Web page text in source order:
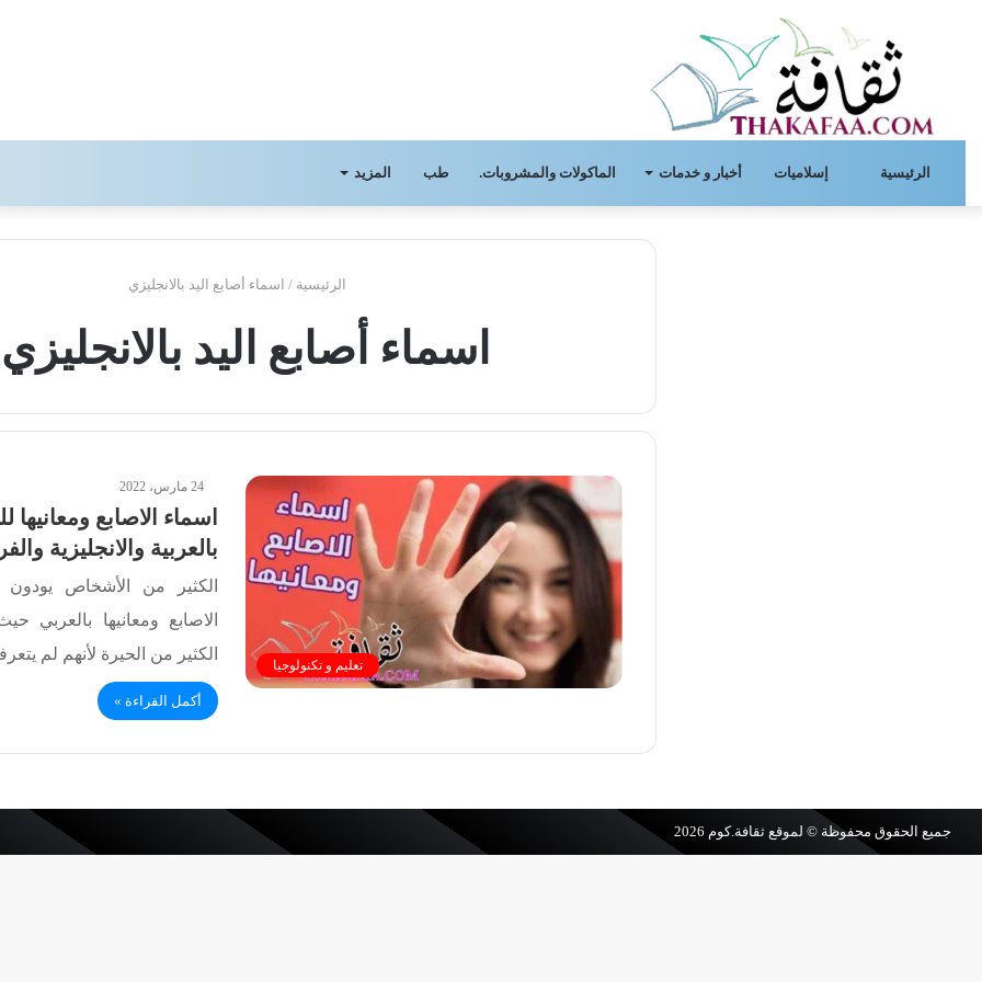
الرئيسية إسلاميات أخبار و خدمات الماكولات والمشروبات. طب المزيد
الرئيسية / اسماء أصابع اليد بالانجليزي
اسماء أصابع اليد بالانجليزي
تعليم و تكنولوجيا
24 مارس، 2022
اسماء الاصابع ومعانيها
بالعربية والانجليزية
الكثير من الأشخاص يودون
الاصابع ومعانيها
الكثير من الحيرة لأنهم لم
أكمل القراءة »
جميع الحقوق محفوظة © لموقعثقافة.كوم